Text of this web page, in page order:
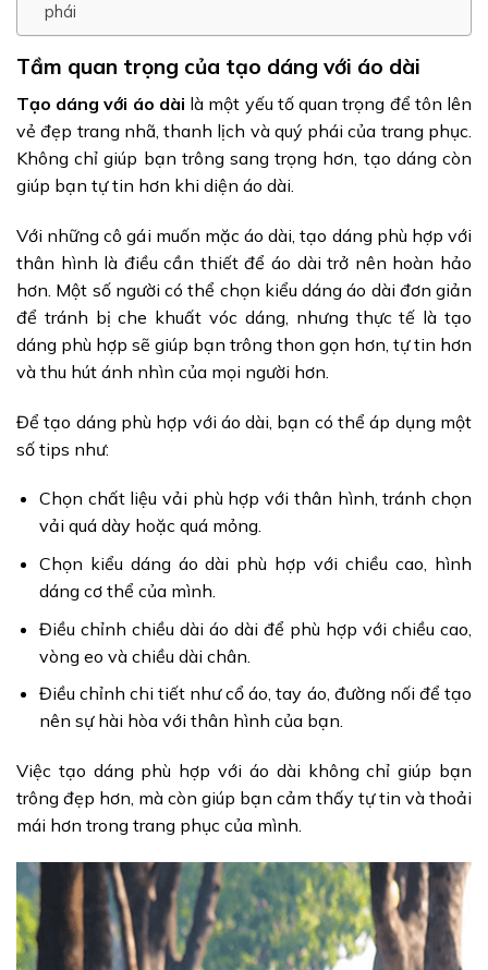
phái
Tầm quan trọng của tạo dáng với áo dài
Tạo dáng với áo dài là một yếu tố quan trọng để tôn lên
vẻ đẹp trang nhã, thanh lịch và quý phái của trang phục.
Không chỉ giúp bạn trông sang trọng hơn, tạo dáng còn
giúp bạn tự tin hơn khi diện áo dài.
Với những cô gái muốn mặc áo dài, tạo dáng phù hợp với
thân hình là điều cần thiết để áo dài trở nên hoàn hảo
hơn. Một số người có thể chọn kiểu dáng áo dài đơn giản
để tránh bị che khuất vóc dáng, nhưng thực tế là tạo
dáng phù hợp sẽ giúp bạn trông thon gọn hơn, tự tin hơn
và thu hút ánh nhìn của mọi người hơn.
Để tạo dáng phù hợp với áo dài, bạn có thể áp dụng một
số tips như:
Chọn chất liệu vải phù hợp với thân hình, tránh chọn
vải quá dày hoặc quá mỏng.
Chọn kiểu dáng áo dài phù hợp với chiều cao, hình
dáng cơ thể của mình.
Điều chỉnh chiều dài áo dài để phù hợp với chiều cao,
vòng eo và chiều dài chân.
Điều chỉnh chi tiết như cổ áo, tay áo, đường nối để tạo
nên sự hài hòa với thân hình của bạn.
Việc tạo dáng phù hợp với áo dài không chỉ giúp bạn
trông đẹp hơn, mà còn giúp bạn cảm thấy tự tin và thoải
mái hơn trong trang phục của mình.